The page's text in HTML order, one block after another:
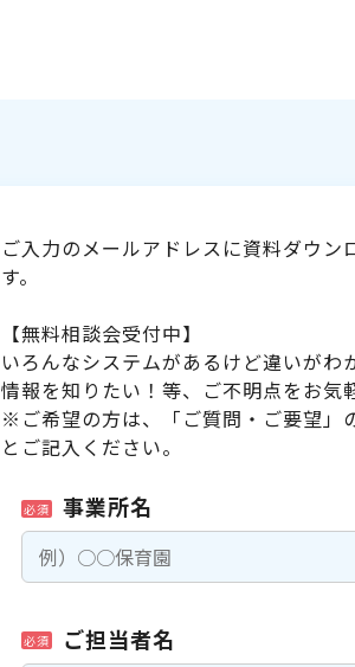
ご入力のメールアドレスに資料ダウン
す。
【無料相談会受付中】
いろんなシステムがあるけど違いがわ
情報を知りたい！等、ご不明点をお気
※ご希望の方は、「ご質問・ご要望」
とご記入ください。
必須 事業所名
必須 ご担当者名